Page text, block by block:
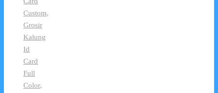
Custom,
Grosir
Kalung
Id
Card
Full
Color,